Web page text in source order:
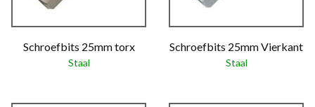
Schroefbits 25mm torx
Staal
Schroefbits 25mm Vierkant
Staal